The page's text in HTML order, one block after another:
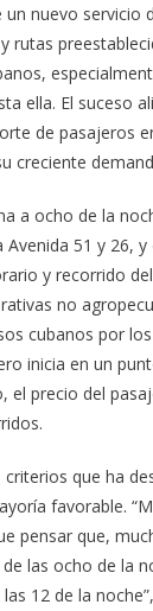
un nuevo
rutas
ella. El suceso
de pasajeros
creciente
a ocho de la
51 y 26, y
y recorrido
no
cubanos por
inicia en un
el precio del
que ha
favorable.
pensar que,
las ocho de la
12 de la